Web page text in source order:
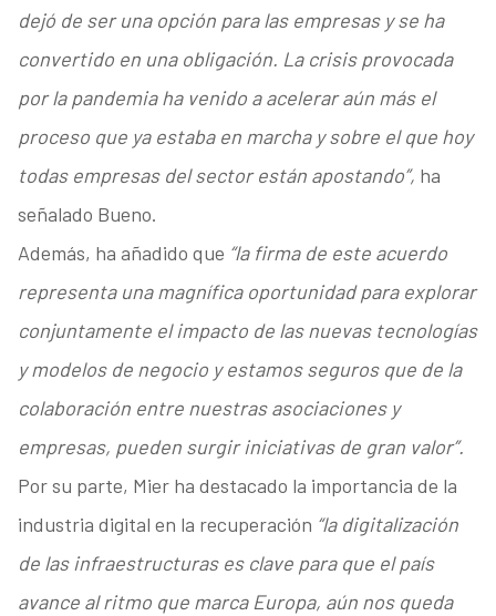
dejó de ser una opción para las empresas y se ha
convertido en una obligación. La crisis provocada
por la pandemia ha venido a acelerar aún más el
proceso que ya estaba en marcha y sobre el que hoy
todas empresas del sector están apostando”, ha
señalado Bueno.
Además, ha añadido que “la firma de este acuerdo
representa una magnífica oportunidad para explorar
conjuntamente el impacto de las nuevas tecnologías
y modelos de negocio y estamos seguros que de la
colaboración entre nuestras asociaciones y
empresas, pueden surgir iniciativas de gran valor”.
Por su parte, Mier ha destacado la importancia de la
industria digital en la recuperación “la digitalización
de las infraestructuras es clave para que el país
avance al ritmo que marca Europa, aún nos queda